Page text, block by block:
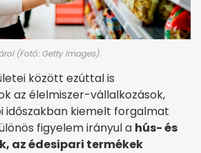
(Fotó: Getty Images).
között ezúttal is
az élelmiszer-vállalkozások,
időszakban kiemelt forgalmat
figyelem irányul a hús- és
az édesipari termékek